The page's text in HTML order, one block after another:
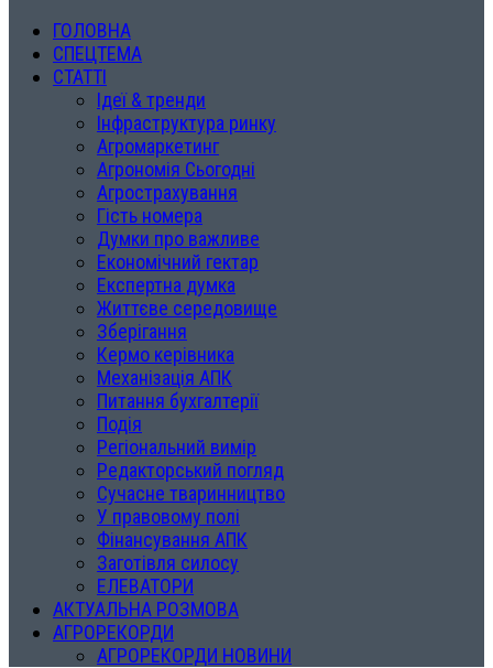
ГОЛОВНА
СПЕЦТЕМА
СТАТТІ
Ідеї & тренди
Інфраструктура ринку
Агромаркетинг
Агрономія Сьогодні
Агрострахування
Гість номера
Думки про важливе
Економічний гектар
Експертна думка
Життєве середовище
Зберігання
Кермо керівника
Механізація АПК
Питання бухгалтерії
Подія
Регіональний вимір
Редакторський погляд
Сучасне тваринництво
У правовому полі
Фінансування АПК
Заготівля силосу
ЕЛЕВАТОРИ
АКТУАЛЬНА РОЗМОВА
АГРОРЕКОРДИ
АГРОРЕКОРДИ НОВИНИ